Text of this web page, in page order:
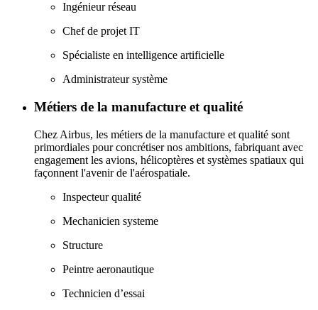
Ingénieur réseau
Chef de projet IT
Spécialiste en intelligence artificielle
Administrateur système
Métiers de la manufacture et qualité
Chez Airbus, les métiers de la manufacture et qualité sont
primordiales pour concrétiser nos ambitions, fabriquant avec
engagement les avions, hélicoptères et systèmes spatiaux qui
façonnent l'avenir de l'aérospatiale.
Inspecteur qualité
Mechanicien systeme
Structure
Peintre aeronautique
Technicien d’essai